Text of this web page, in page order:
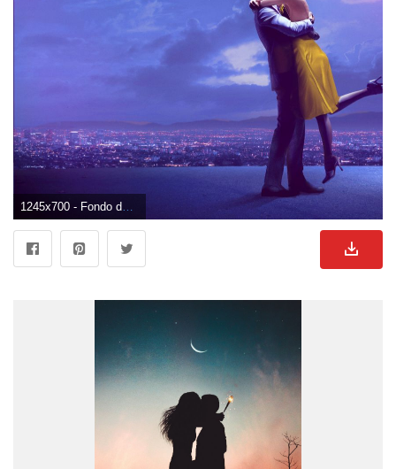
1245x700 - Fondo de pantalla de 1245x700. Imágen de enamorados.